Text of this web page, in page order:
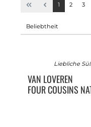
1 2 3
Liebliche
VAN LOVEREN
FOUR COUSINS